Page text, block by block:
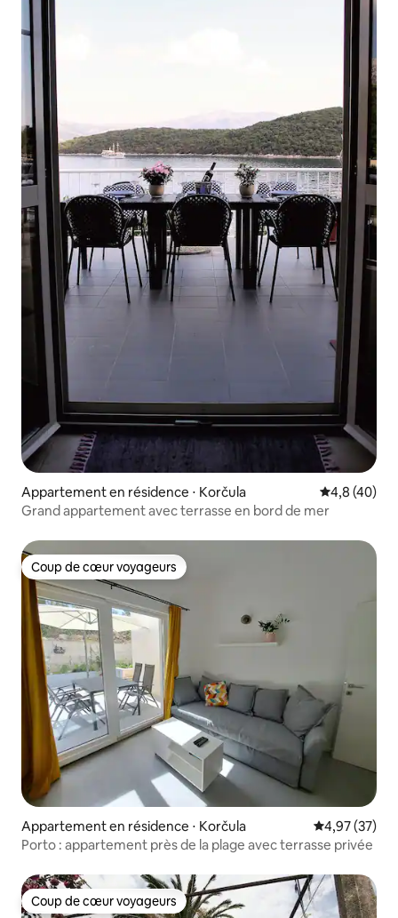
Appartement en résidence ⋅ Korčula Évaluation
4,8 (40)
Grand appartement avec terrasse en bord de mer
Coup de cœur voyageurs
Coup de cœur voyageurs
Appartement en résidence ⋅ Korčula Évaluation
4,97 (37)
Porto : appartement près de la plage avec terrasse privée
Coup de cœur voyageurs
Coup de cœur voyageurs